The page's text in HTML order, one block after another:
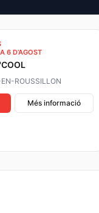
6 D’AGOST
ROUSSILLON
Més informació